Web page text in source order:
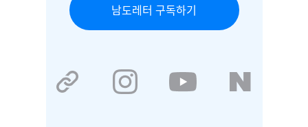
남도레터 구독하기